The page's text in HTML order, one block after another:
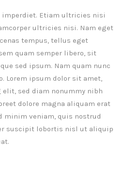
imperdiet. Etiam ultricies nisi
ultricies nisi. Nam eget
tempus, tellus eget
quam semper libero, sit
sed ipsum. Nam quam nunc
Lorem ipsum dolor sit amet,
sed diam nonummy nibh
dolore magna aliquam erat
minim veniam, quis nostrud
suscipit lobortis nisl ut aliquip